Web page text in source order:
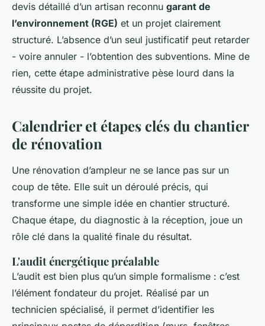
devis détaillé d’un artisan reconnu garant de
l’environnement (RGE) et un projet clairement
structuré. L’absence d’un seul justificatif peut retarder
- voire annuler - l’obtention des subventions. Mine de
rien, cette étape administrative pèse lourd dans la
réussite du projet.
Calendrier et étapes clés du chantier
de rénovation
Une rénovation d’ampleur ne se lance pas sur un
coup de tête. Elle suit un déroulé précis, qui
transforme une simple idée en chantier structuré.
Chaque étape, du diagnostic à la réception, joue un
rôle clé dans la qualité finale du résultat.
L'audit énergétique préalable
L’audit est bien plus qu’un simple formalisme : c’est
l’élément fondateur du projet. Réalisé par un
technicien spécialisé, il permet d’identifier les